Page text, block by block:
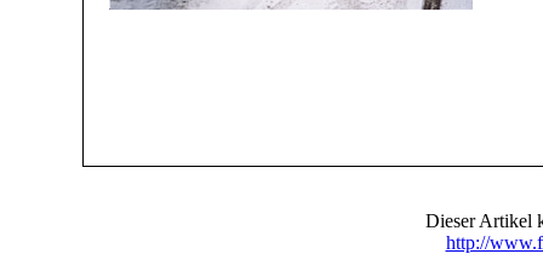
Dieser Artikel
http://